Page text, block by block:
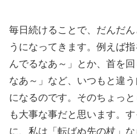
毎日続けることで、だんだ
うになってきます。例えば
んでるなあ～」とか、首を
なあ～」など、いつもと違
になるのです。そのちょっ
も大事な事だと思います。
に、私は「転ばぬ先の杖」